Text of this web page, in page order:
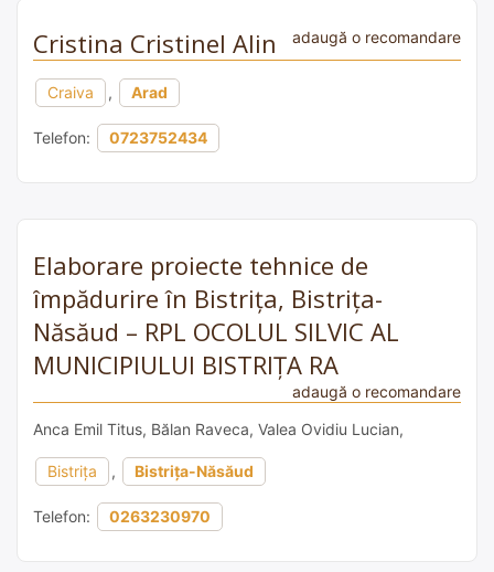
Cristina Cristinel Alin adaugă o recomandare
Craiva , Arad
Telefon: 0723752434
Elaborare proiecte tehnice de
împădurire în Bistrița, Bistrița-
Năsăud – RPL OCOLUL SILVIC AL
MUNICIPIULUI BISTRIȚA RA
adaugă o recomandare
Anca Emil Titus, Bălan Raveca, Valea Ovidiu Lucian,
Bistrița , Bistrița-Năsăud
Telefon: 0263230970